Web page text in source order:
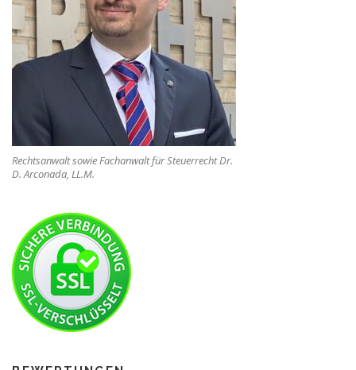
Rechtsanwalt sowie Fachanwalt für Steuerrecht Dr.
D. Arconada, LL.M.